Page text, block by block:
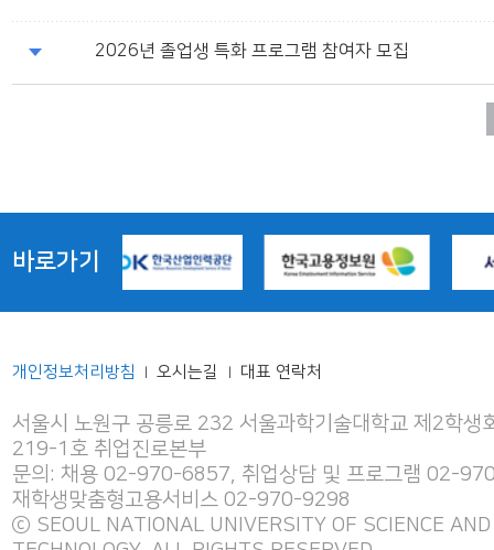
2026년 졸업생 특화 프로그램 참여자 모집
바로가기
개인정보처리방침 | 오시는길 | 대표 연락처
서울시 노원구 공릉로 232 서울과학기술대학교 제2학생
219-1호 취업진로본부
문의: 채용 02-970-6857, 취업상담 및 프로그램 02-
재학생맞춤형고용서비스 02-970-9298
ⓒ SEOUL NATIONAL UNIVERSITY OF SCIENCE AND